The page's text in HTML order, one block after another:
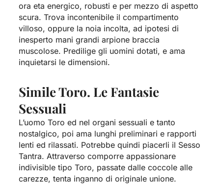
ora eta energico, robusti e per mezzo di aspetto
scura. Trova incontenibile il compartimento
villoso, oppure la noia incolta, ad ipotesi di
inesperto mani grandi arpione braccia
muscolose. Predilige gli uomini dotati, e ama
inquietarsi le dimensioni.
Simile Toro. Le Fantasie
Sessuali
L’uomo Toro ed nel organi sessuali e tanto
nostalgico, poi ama lunghi preliminari e rapporti
lenti ed rilassati. Potrebbe quindi piacerli il Sesso
Tantra. Attraverso comporre appassionare
indivisible tipo Toro, passate dalle coccole alle
carezze, tenta inganno di originale unione.